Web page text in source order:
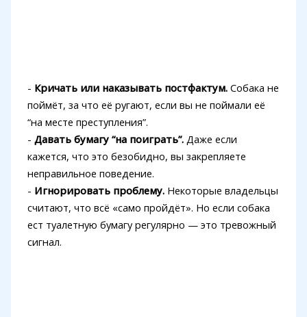
- Кричать или наказывать постфактум.Собака не
поймёт, за что её ругают, если вы не поймали её
“на месте преступления”.
- Давать бумагу “на поиграть”.Даже если
кажется, что это безобидно, вы закрепляете
неправильное поведение.
- Игнорировать проблему.Некоторые владельцы
считают, что всё «само пройдёт». Но если собака
ест туалетную бумагу регулярно — это тревожный
сигнал.